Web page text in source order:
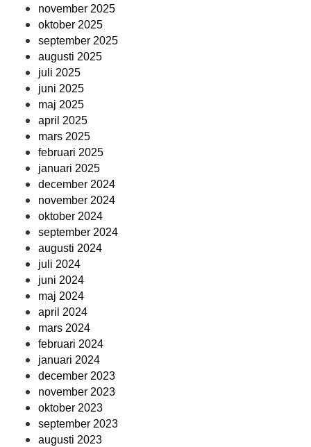
november 2025
oktober 2025
september 2025
augusti 2025
juli 2025
juni 2025
maj 2025
april 2025
mars 2025
februari 2025
januari 2025
december 2024
november 2024
oktober 2024
september 2024
augusti 2024
juli 2024
juni 2024
maj 2024
april 2024
mars 2024
februari 2024
januari 2024
december 2023
november 2023
oktober 2023
september 2023
augusti 2023